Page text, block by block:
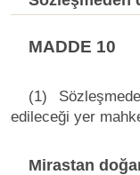
MADDE 10
(1)
edileceği yer
Mirastan